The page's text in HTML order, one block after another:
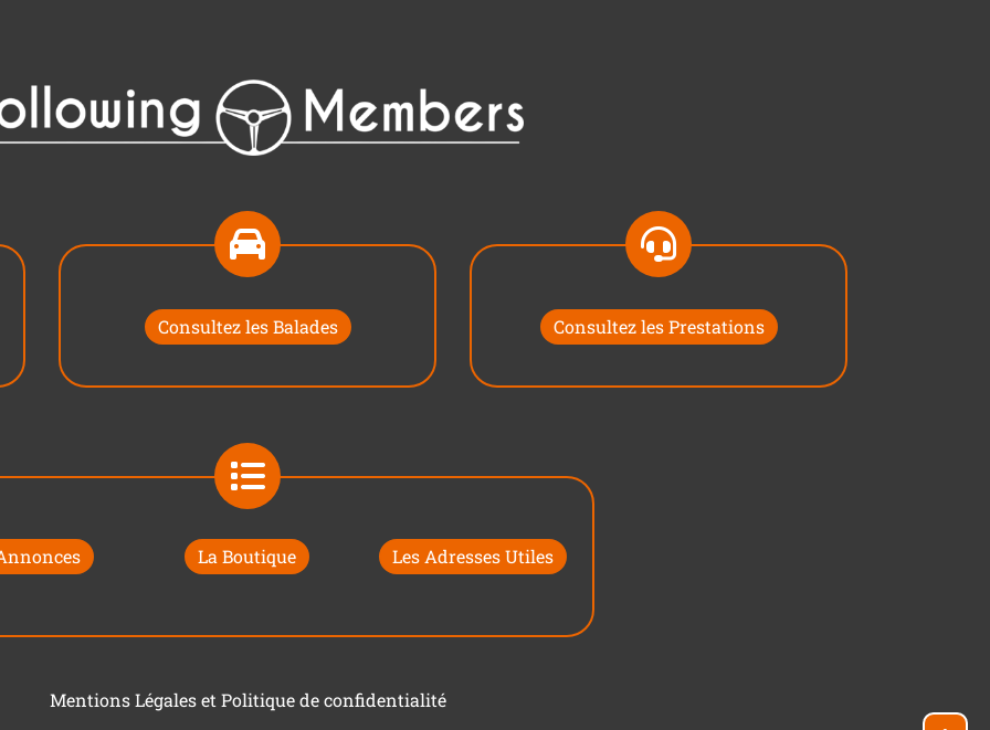
Consultez les Balades Consultez les Prestations
La Boutique Les Adresses Utiles
Mentions Légales et Politique de confidentialité